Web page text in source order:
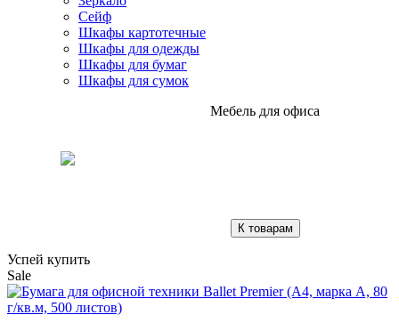
Сейф
Шкафы картотечные
Шкафы для одежды
Шкафы для бумаг
Шкафы для сумок
Мебель для офиса
К товарам
Успей купить
Sale